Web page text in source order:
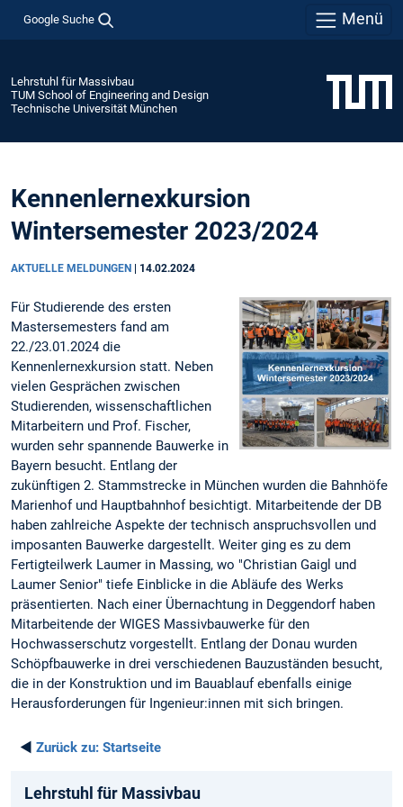
Google Suche Menü
Lehrstuhl für Massivbau
TUM School of Engineering and Design
Technische Universität München
Kennenlernexkursion
Wintersemester 2023/2024
AKTUELLE MELDUNGEN 14.02.2024
Für Studierende des ersten
Mastersemesters fand am
22./23.01.2024 die
Kennenlernexkursion statt. Neben
vielen Gesprächen zwischen
Studierenden, wissenschaftlichen
Mitarbeitern und Prof. Fischer,
wurden sehr spannende Bauwerke in
Bayern besucht. Entlang der
zukünftigen 2. Stammstrecke in München wurden die Bahnhöfe
Marienhof und Hauptbahnhof besichtigt. Mitarbeitende der DB
haben zahlreiche Aspekte der technisch anspruchsvollen und
imposanten Bauwerke dargestellt. Weiter ging es zu dem
Fertigteilwerk Laumer in Massing, wo "Christian Gaigl und
Laumer Senior" tiefe Einblicke in die Abläufe des Werks
präsentierten. Nach einer Übernachtung in Deggendorf haben
Mitarbeitende der WIGES Massivbauwerke für den
Hochwasserschutz vorgestellt. Entlang der Donau wurden
Schöpfbauwerke in drei verschiedenen Bauzuständen besucht,
die in der Konstruktion und im Bauablauf ebenfalls einige
Herausforderungen für Ingenieur:innen mit sich bringen.
◄ Zurück zu: Startseite
Lehrstuhl für Massivbau